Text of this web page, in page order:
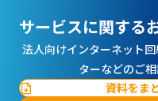
サービスに関する
法人向けインターネット
ターなどのご相
資料をま